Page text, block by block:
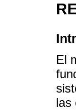
El
las